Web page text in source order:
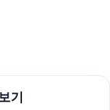
원법무법인
기